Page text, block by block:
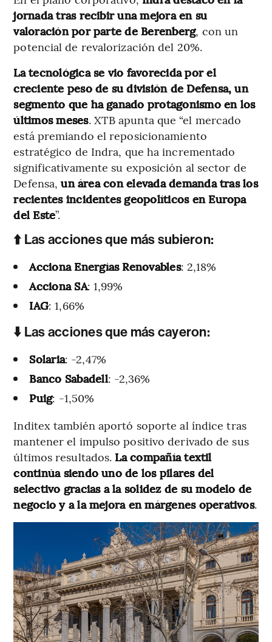
jornada tras recibir una mejora en su
valoración por parte de Berenberg, con un
potencial de revalorización del 20%.
La tecnológica se vio favorecida por el
creciente peso de su división de Defensa, un
segmento que ha ganado protagonismo en los
últimos meses. XTB apunta que “el mercado
está premiando el reposicionamiento
estratégico de Indra, que ha incrementado
significativamente su exposición al sector de
Defensa,un área con elevada demanda tras los
recientes incidentes geopolíticos en Europa
del Este”.
⬆️ Las acciones que más subieron:
Acciona Energías Renovables: 2,18%
Acciona SA: 1,99%
IAG: 1,66%
⬇️ Las acciones que más cayeron:
Solaria: -2,47%
Banco Sabadell: -2,36%
Puig: -1,50%
Inditex también aportó soporte al índice tras
mantener el impulso positivo derivado de sus
últimos resultados. La compañía textil
continúa siendo uno de los pilares del
selectivo gracias a la solidez de su modelo de
negocio y a la mejora en márgenes operativos.